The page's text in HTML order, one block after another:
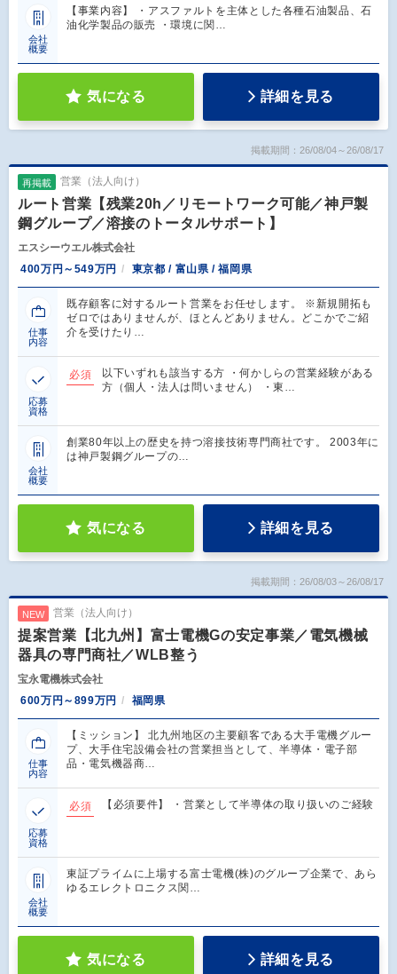
会社
概要
【事業内容】 ・アスファルトを主体とした各種石油製品、石
油化学製品の販売 ・環境に関…
気になる 詳細を見る
掲載期間：26/08/04～26/08/17
再掲載 営業（法人向け）
ルート営業【残業20h／リモートワーク可能／神戸製
鋼グループ／溶接のトータルサポート】
エスシーウエル株式会社
400万円～549万円
東京都 / 富山県 / 福岡県
仕事
内容
既存顧客に対するルート営業をお任せします。 ※新規開拓も
ゼロではありませんが、ほとんどありません。どこかでご紹
介を受けたり…
応募
資格
必須
以下いずれも該当する方 ・何かしらの営業経験がある
方（個人・法人は問いません） ・東…
会社
概要
創業80年以上の歴史を持つ溶接技術専門商社です。 2003年に
は神戸製鋼グループの…
気になる 詳細を見る
掲載期間：26/08/03～26/08/17
NEW 営業（法人向け）
提案営業【北九州】富士電機Gの安定事業／電気機械
器具の専門商社／WLB整う
宝永電機株式会社
600万円～899万円
福岡県
仕事
内容
【ミッション】 北九州地区の主要顧客である大手電機グルー
プ、大手住宅設備会社の営業担当として、半導体・電子部
品・電気機器商…
応募
資格
必須 【必須要件】 ・営業として半導体の取り扱いのご経験
会社
概要
東証プライムに上場する富士電機(株)のグループ企業で、あら
ゆるエレクトロニクス関…
気になる 詳細を見る